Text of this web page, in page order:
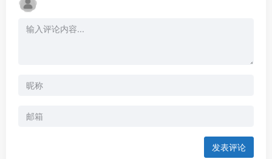
发表评论